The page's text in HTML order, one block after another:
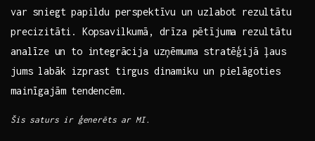
var sniegt papildu ⁤perspektīvu un uzlabot rezultātu
precizitāti. Kopsavilkumā,⁤ drīza pētījuma rezultātu
analīze⁣ un to integrācija uzņēmuma‍ stratēģijā ļaus
jums labāk izprast tirgus dinamiku⁢ un pielāgoties
mainīgajām ⁢tendencēm.
Šis saturs ir ģenerēts ar MI.